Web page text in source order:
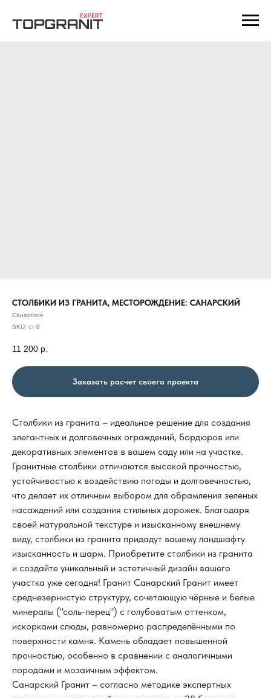
СТОЛБИКИ ИЗ ГРАНИТА, МЕСТОРОЖДЕНИЕ: САНАРСКИЙ
Санарское
SKU: ст-8
11 200 р.
Заказать расчет своего проекта
Столбики из гранита – идеальное решение для создания
элегантных и долговечных ограждений, бордюров или
декоративных элементов в вашем саду или на участке.
Гранитные столбики отличаются высокой прочностью,
устойчивостью к воздействию погоды и долговечностью,
что делает их отличным выбором для обрамления зеленых
насаждений или создания стильных дорожек. Благодаря
своей натуральной текстуре и изысканному внешнему
виду, столбики из гранита придадут вашему ландшафту
изысканность и шарм. Приобретите столбики из гранита
и создайте уникальный и эстетичный дизайн вашего
участка уже сегодня! Гранит Санарский Гранит имеет
среднезернистую структуру, сочетающую чёрные и белые
минералы ("соль-перец") с голубоватым оттенком,
искорками слюды, равномерно распределёнными по
поверхности камня. Камень обладает повышенной
прочностью, особенно в сравнении с аналогичными
породами и мозаичным эффектом.
Санарский Гранит – согласно методике экспертных